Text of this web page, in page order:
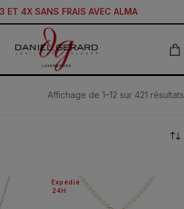
ET 4X SANS FRAIS AVEC ALMA
Colliers
Affichage de 1–12 sur 421 résultats
24H
Expédié